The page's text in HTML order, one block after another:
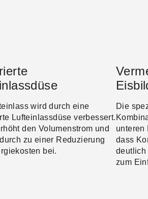
wird durch eine
Lufteinlassdüse verbessert.
den Volumenstrom und
zu einer Reduzierung
bei.
Die
unteren
dass
deutlich
zum